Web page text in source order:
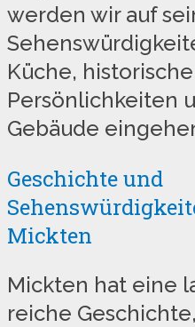
werden wir auf
Küche, historische
Persönlichkeiten
Gebäude
Geschichte und
Mickten
Mickten hat eine
reiche